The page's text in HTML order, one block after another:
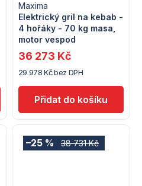
Elektrický gril na kebab -
4 hořáky - 70 kg masa,
motor vespod
Maxima
29 978 Kč bez DPH
36 273 Kč
38 731 Kč
–25 %